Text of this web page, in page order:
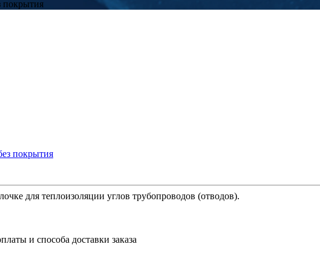
покрытия
для теплоизоляции углов трубопроводов (отводов).
и способа доставки заказа